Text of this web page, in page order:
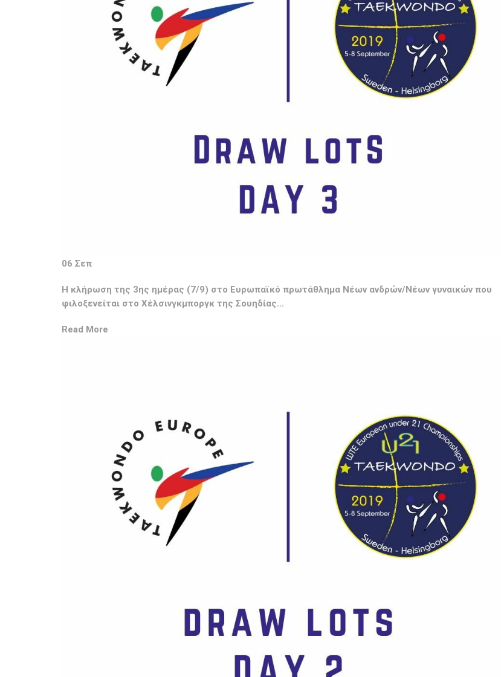
06 Σεπ
Η κλήρωση της 3ης ημέρας (7/9) στο Ευρωπαϊκό πρωτάθλημα Νέων ανδρών/Νέων γυναικών που
φιλοξενείται στο Χέλσινγκμποργκ της Σουηδίας…
Read More